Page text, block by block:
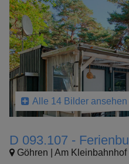
Alle 14 Bilder ansehen
D 093.107 -
Göhren | Am Kleinbahnhof